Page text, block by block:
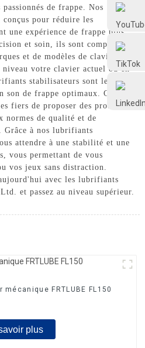
FRTLUBE
@FRTLUBE8
@FRTLUBE8
de frappe. Nos
pour réduire les
une expérience de frappe plus
et soin, ils sont compatibles
et de modèles de claviers.
niveau votre clavier actuel ou en
stabilisateurs sont le choix
son de frappe optimaux. Chez
fiers de proposer des produits
normes de qualité et de
Grâce à nos lubrifiants
attendre à une stabilité et une
vous permettant de vous
vos jeux sans distraction.
avec les lubrifiants
et passez au niveau supérieur.
FRTLUBE FL150
plus